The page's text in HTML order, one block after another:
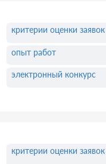
критерии оценки заявок
опыт работ
электронный конкурс
критерии оценки заявок